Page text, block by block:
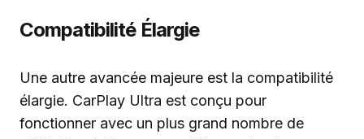
Compatibilité Élargie
Une autre avancée majeure est la compatibilité
élargie. CarPlay Ultra est conçu pour
fonctionner avec un plus grand nombre de